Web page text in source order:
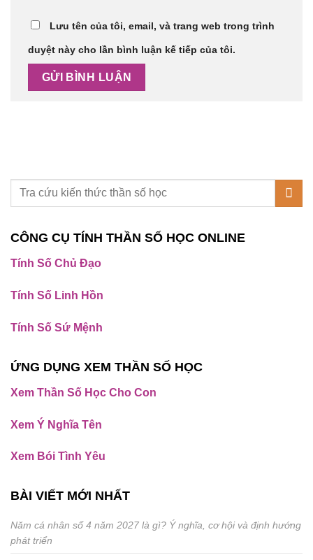
Lưu tên của tôi, email, và trang web trong trình
duyệt này cho lần bình luận kế tiếp của tôi.
CÔNG CỤ TÍNH THẦN SỐ HỌC ONLINE
Tính Số Chủ Đạo
Tính Số Linh Hồn
Tính Số Sứ Mệnh
ỨNG DỤNG XEM THẦN SỐ HỌC
Xem Thần Số Học Cho Con
Xem Ý Nghĩa Tên
Xem Bói Tình Yêu
BÀI VIẾT MỚI NHẤT
Năm cá nhân số 4 năm 2027 là gì? Ý nghĩa, cơ hội và định hướng
phát triển